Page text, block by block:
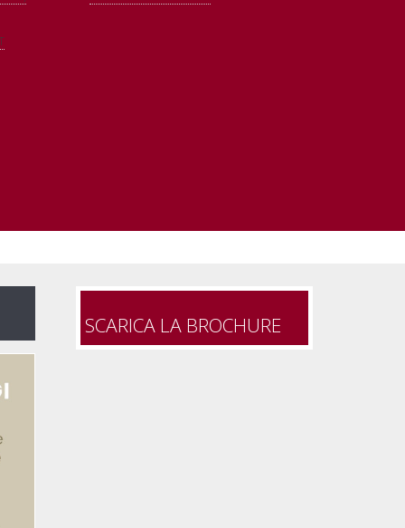
SCARICA LA BROCHURE